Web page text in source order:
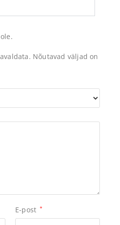
Nõutavad väljad on
E-post *